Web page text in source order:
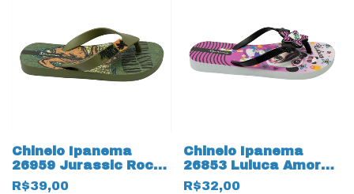
Chinelo Ipanema
26959 Jurassic Rock
13748 Verde Musgo
R$39,00
Chinelo Ipanema
26853 Luluca Amor
13746 Branco/Preto
R$32,00